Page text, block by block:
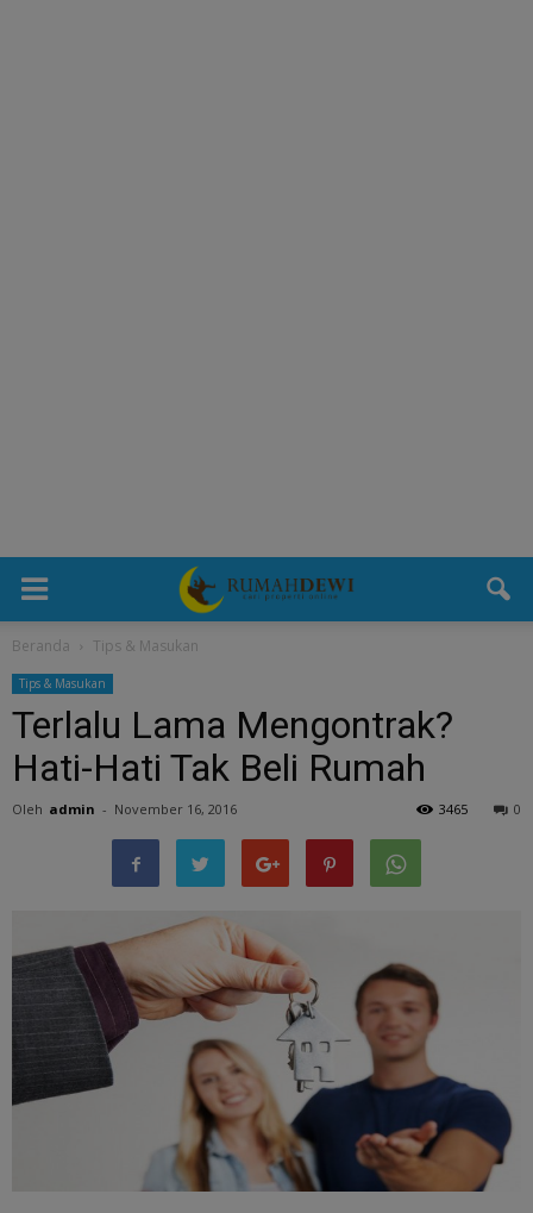
Beranda Tips & Masukan
Tips & Masukan
Terlalu Lama Mengontrak?
Hati-Hati Tak Beli Rumah
Oleh admin - November 16, 2016 0
3465